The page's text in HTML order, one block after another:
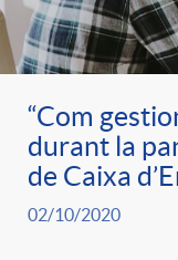
r
a
S
ó
p
e
t
e
n
l
i
c
“Com
durant la
de Caixa
02/10/2020